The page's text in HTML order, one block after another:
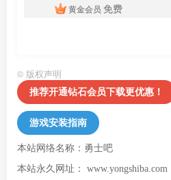
黄金会员 免费
© 版权声明
推荐开通钻石会员下载更优惠！
游戏安装指南
本站网络名称：勇士吧
本站永久网址： www.yongshiba.com